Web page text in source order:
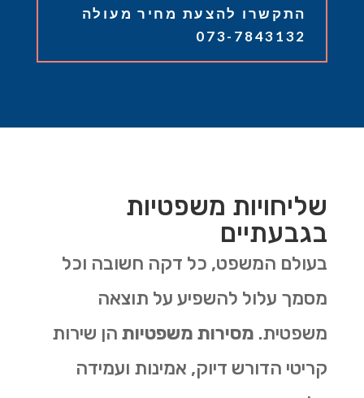
התקשרו להצעת מחיר מעולה
073-7843132
שליחויות משפטיות
בגבעתיים
בעולם המשפט, כל דקה חשובה וכל
מסמך עלול להשפיע על תוצאה
משפטית. מסירות משפטיותהן שירות
קריטי הדורש דיוק, אמינות ועמידה